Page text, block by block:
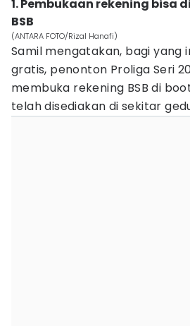
1. Pembukaan rekening bisa
BSB
(ANTARA FOTO/Rizal Hanafi)
Samil mengatakan, bagi yang
gratis, penonton Proliga Seri
membuka rekening BSB di
telah disediakan di sekitar